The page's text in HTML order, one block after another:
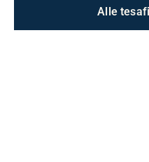
Alle